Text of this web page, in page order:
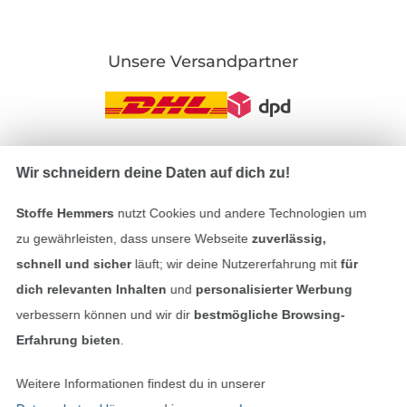
Unsere Versandpartner
Impressum
AGB
Datenschutz
In den deutschen Shop wechseln (aktuell
Wir schneidern deine Daten auf dich zu!
Stoffe Hemmers nutzt Cookies und andere Technologien um
zu gewährleisten, dass unsere Webseite zuverlässig,
schnell und sicherläuft; wir deine Nutzererfahrung mitfür
dich relevanten Inhalten und personalisierter Werbung
verbessern können und wir dir bestmögliche Browsing-
Erfahrung bieten
Weitere Informationen findest du in unserer